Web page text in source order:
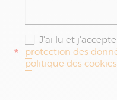
*
J'ai lu et
protection des
politique des